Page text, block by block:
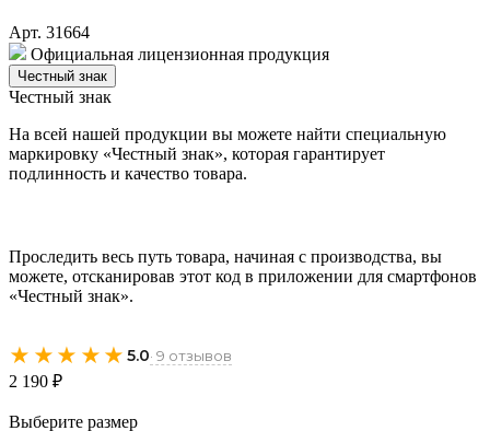
Арт. 31664
Официальная лицензионная продукция
Честный знак
Честный знак
На всей нашей продукции вы можете найти специальную
маркировку «Честный знак», которая гарантирует
подлинность и качество товара.
Проследить весь путь товара, начиная с производства, вы
можете, отсканировав этот код в приложении для смартфонов
«Честный знак».
★★★★★ 5.0· 9 отзывов
2 190 ₽
Выберите размер